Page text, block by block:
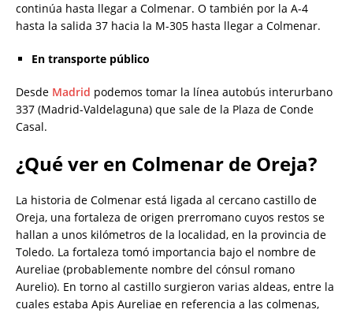
continúa hasta llegar a Colmenar. O también por la A-4
hasta la salida 37 hacia la M-305 hasta llegar a Colmenar.
En transporte público
Desde Madrid podemos tomar la línea autobús interurbano
337 (Madrid-Valdelaguna) que sale de la Plaza de Conde
Casal.
¿Qué ver en Colmenar de Oreja?
La historia de Colmenar está ligada al cercano castillo de
Oreja, una fortaleza de origen prerromano cuyos restos se
hallan a unos kilómetros de la localidad, en la provincia de
Toledo. La fortaleza tomó importancia bajo el nombre de
Aureliae (probablemente nombre del cónsul romano
Aurelio). En torno al castillo surgieron varias aldeas, entre la
cuales estaba Apis Aureliae en referencia a las colmenas,